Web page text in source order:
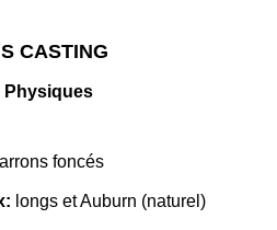
CASTING
Physiques
foncés
longs et Auburn (naturel)